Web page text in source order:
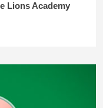
Lions Academy